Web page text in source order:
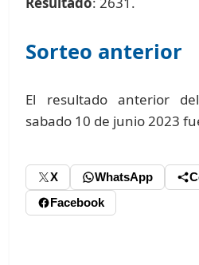
Sorteo anterior
El resultado anterior
sabado 10 de junio 2023
X WhatsApp
Facebook